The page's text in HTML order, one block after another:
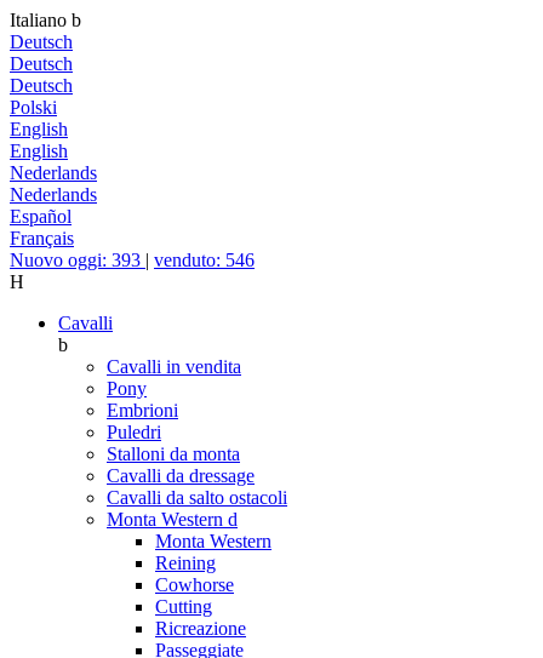
Italiano b
Deutsch
Deutsch
Deutsch
Polski
English
English
Nederlands
Nederlands
Español
Français
Nuovo oggi: 393 | venduto: 546
H
Cavalli
b
Cavalli in vendita
Pony
Embrioni
Puledri
Stalloni da monta
Cavalli da dressage
Cavalli da salto ostacoli
Monta Western d
Monta Western
Reining
Cowhorse
Cutting
Ricreazione
Passeggiate